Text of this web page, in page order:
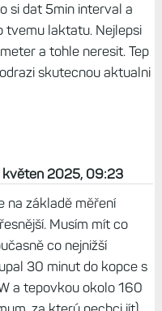
si dat 5min interval a
tvemu laktatu. Nejlepsi
a tohle neresit. Tep
skutecnou aktualni
květen 2025, 09:23
na základě měření
Musím mít co
co nejnižší
30 minut do kopce s
a tepovkou okolo 160